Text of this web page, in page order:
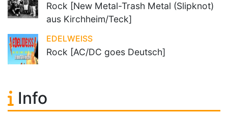
Rock [New Metal-Trash Metal (Slipknot)
aus Kirchheim/Teck]
EDELWEISS
Rock [AC/DC goes Deutsch]
Info